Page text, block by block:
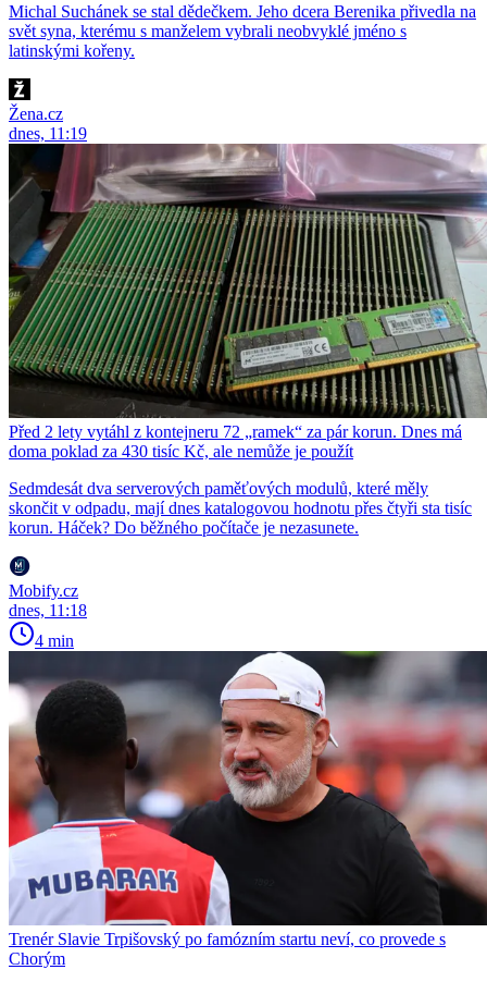
Michal Suchánek se stal dědečkem. Jeho dcera Berenika přivedla na
svět syna, kterému s manželem vybrali neobvyklé jméno s
latinskými kořeny.
Žena.cz
dnes, 11:19
Před 2 lety vytáhl z kontejneru 72 „ramek“ za pár korun. Dnes má
doma poklad za 430 tisíc Kč, ale nemůže je použít
Sedmdesát dva serverových paměťových modulů, které měly
skončit v odpadu, mají dnes katalogovou hodnotu přes čtyři sta tisíc
korun. Háček? Do běžného počítače je nezasunete.
Mobify.cz
dnes, 11:18
4 min
Trenér Slavie Trpišovský po famózním startu neví, co provede s
Chorým